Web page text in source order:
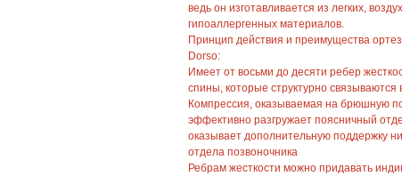
ведь он изготавливается из легких,
гипоаллергенных материалов.
Принцип действия и преимущества
Dorso:
Имеет от восьми до десяти ребер
спины, которые структурно
Компрессия, оказываемая на брюшную
эффективно разгружает поясничный
оказывает дополнительную поддержку
отдела позвоночника
Ребрам жесткости можно придавать